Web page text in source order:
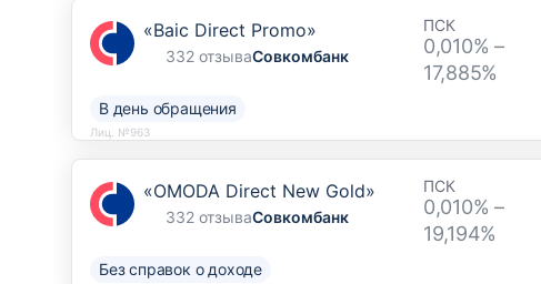
«Baic Direct Promo»
332 отзываСовкомбанк
ПСК
0,010% –
17,885%
В день обращения
Лиц. №963
«OMODA Direct New Gold»
332 отзываСовкомбанк
ПСК
0,010% –
19,194%
Без справок о доходе